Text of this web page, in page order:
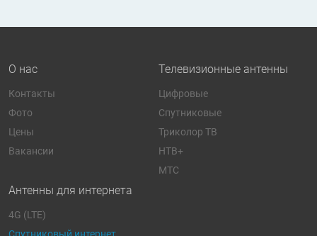
О нас
Контакты
Фото
Цены
Вакансии
Телевизионные антенны
Цифровые
Спутниковые
Триколор ТВ
НТВ+
МТС
Антенны для интернета
4G (LTE)